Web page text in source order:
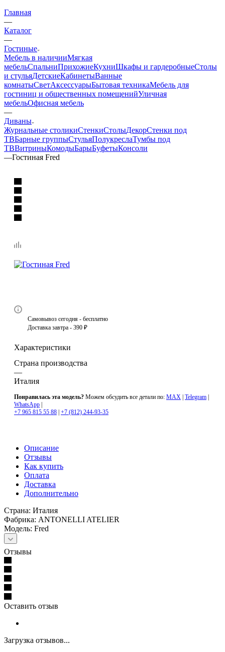
Главная
—
Каталог
—
Гостиные
Мебель в наличииМягкая
мебельСпальниПрихожиеКухниШкафы и гардеробныеСтолы
и стульяДетскиеКабинетыВанные
комнатыСветАксессуарыБытовая техникаМебель для
гостиниц и общественных помещенийУличная
мебельОфисная мебель
—
Диваны
Журнальные столикиСтенкиСтолыДекорСтенки под
ТВБарные группыСтульяПолукреслаТумбы под
ТВВитриныКомодыБарыБуфетыКонсоли
—Гостиная Fred
Самовывоз сегодня - бесплатно
Доставка завтра - 390 ₽
Характеристики
Страна производства
—
Италия
Понравилась эта модель? Можем обсудить все детали по: MAX | Telegram |
WhatsApp |
+7 965 815 55 88 | +7 (812) 244-93-35
Описание
Отзывы
Как купить
Оплата
Доставка
Дополнительно
Страна: Италия
Фабрика: ANTONELLI ATELIER
Модель: Fred
Отзывы
Оставить отзыв
Загрузка отзывов...